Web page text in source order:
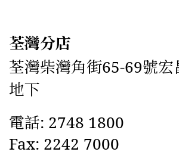
荃灣分店
荃灣柴灣角街65-69號
地下
電話: 2748 1800
Fax: 2242 7000